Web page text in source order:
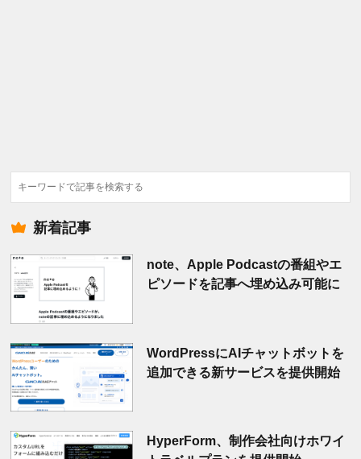
検
索
新着記事
note、Apple Podcastの番組やエ
ピソードを記事へ埋め込み可能に
WordPressにAIチャットボットを
追加できる新サービスを提供開始
HyperForm、制作会社向けホワイ